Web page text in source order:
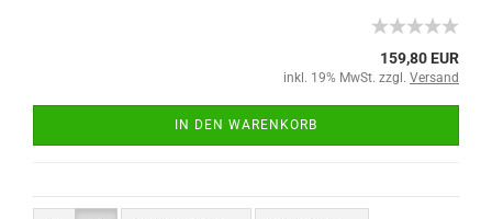
159,80 EUR
inkl. 19% MwSt. zzgl. Versand
IN DEN WARENKORB